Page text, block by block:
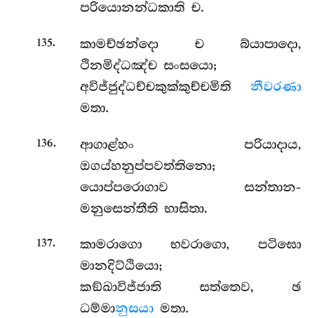
පරියොනන්ධකාති ච.
135.
කාමච්ඡන්දො ච බ්යාපාදො,
ථිනමිද්ධඤ්ච සංසයො;
අවිජ්ජුද්ධච්චකුක්කුච්චමිති නීවරණා
මතා.
136.
ආගාළ්හං පරියාදාය,
ඔගය්හනුප්පවත්තිනො;
යොප්පරොගාව සන්තාන-
මනුසෙන්තීති භාසිතා.
137.
කාමරාගො භවරාගො, පටිඝො
මානදිට්ඨියො;
කඞ්ඛාවිජ්ජාති සත්තෙව, ඡ
ධම්මානුසයාමතා.